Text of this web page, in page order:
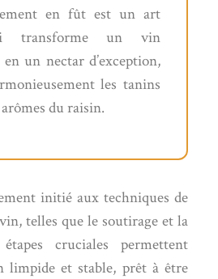
en fût est un art
transforme un vin
un nectar d’exception,
les tanins
du raisin.
initié aux techniques de
telles que le soutirage et la
cruciales permettent
limpide et stable, prêt à être